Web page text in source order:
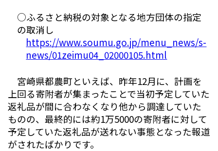
○ふるさと納税の対象となる地方団体の指定
の取消し
https://www.soumu.go.jp/menu_news/s-
news/01zeimu04_02000105.html
宮崎県都農町といえば、昨年12月に、計画を
上回る寄附者が集まったことで当初予定していた
返礼品が間に合わなくなり他から調達していた
ものの、最終的には約1万5000の寄附者に対して
予定していた返礼品が送れない事態となった報道
がされたばかりです。